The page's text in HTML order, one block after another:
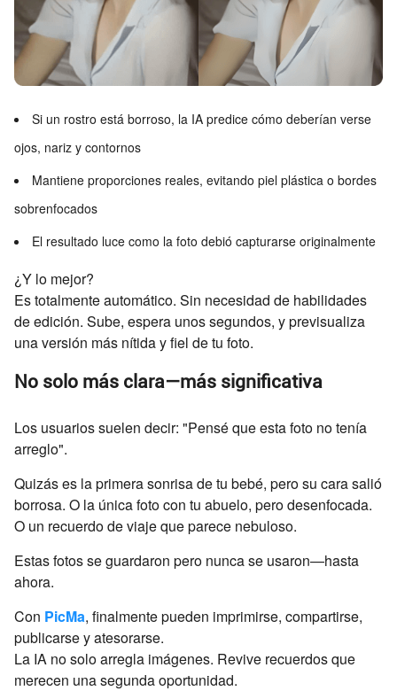
Si un rostro está borroso, la IA predice cómo deberían verse
ojos, nariz y contornos
Mantiene proporciones reales, evitando piel plástica o bordes
sobrenfocados
El resultado luce como la foto debió capturarse originalmente
¿Y lo mejor?
Es totalmente automático. Sin necesidad de habilidades
de edición. Sube, espera unos segundos, y previsualiza
una versión más nítida y fiel de tu foto.
No solo más clara—más significativa
Los usuarios suelen decir: "Pensé que esta foto no tenía
arreglo".
Quizás es la primera sonrisa de tu bebé, pero su cara salió
borrosa. O la única foto con tu abuelo, pero desenfocada.
O un recuerdo de viaje que parece nebuloso.
Estas fotos se guardaron pero nunca se usaron—hasta
ahora.
Con PicMa, finalmente pueden imprimirse, compartirse,
publicarse y atesorarse.
La IA no solo arregla imágenes. Revive recuerdos que
merecen una segunda oportunidad.